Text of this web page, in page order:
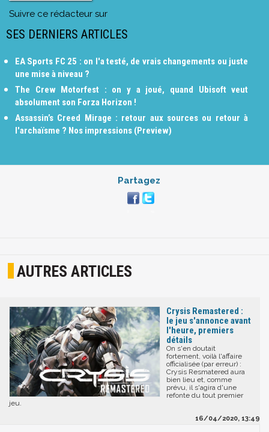
Suivre ce rédacteur sur
SES DERNIERS ARTICLES
EA Sports FC 25 : on l'a testé, de vrais changements ou juste
une mise à niveau ?
The Crew Motorfest : on y a joué, quand Ubisoft veut
absolument son Forza Horizon !
Assassin’s Creed Mirage : retour aux sources ou retour à
l'archaïsme ? Nos impressions (Preview)
Partagez
AUTRES ARTICLES
Crysis Remastered :
le jeu s'annonce avant
l'heure, premiers
détails
On s'en doutait
fortement, voilà l'affaire
officialisée (par erreur) :
Crysis Resmatered aura
bien lieu et, comme
prévu, il s'agira d'une
refonte du tout premier
jeu.
16/04/2020, 13:49